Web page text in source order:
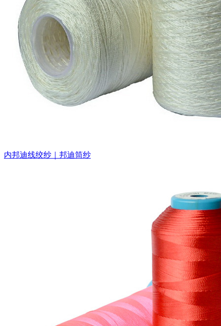
内邦迪线绞纱｜邦迪筒纱